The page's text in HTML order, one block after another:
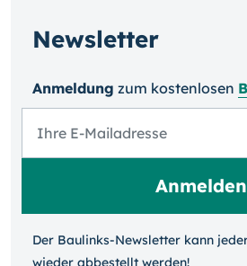
Newsletter
Anmeldung zum kosten­losen
Der Baulinks-Newsletter kann
wieder ab­bestellt werden!